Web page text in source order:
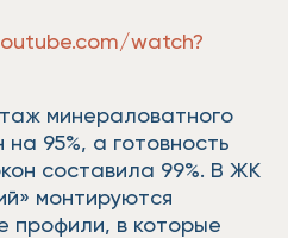
watch?
минераловатного
95%, а готовность
составила 99%. В ЖК
монтируются
профили, в которые